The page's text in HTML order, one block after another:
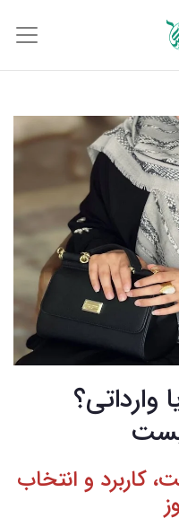
وارداتی؟
کاربرد و انتخاب